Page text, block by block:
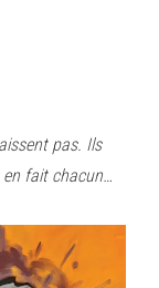
pas. Ils
en fait chacun…